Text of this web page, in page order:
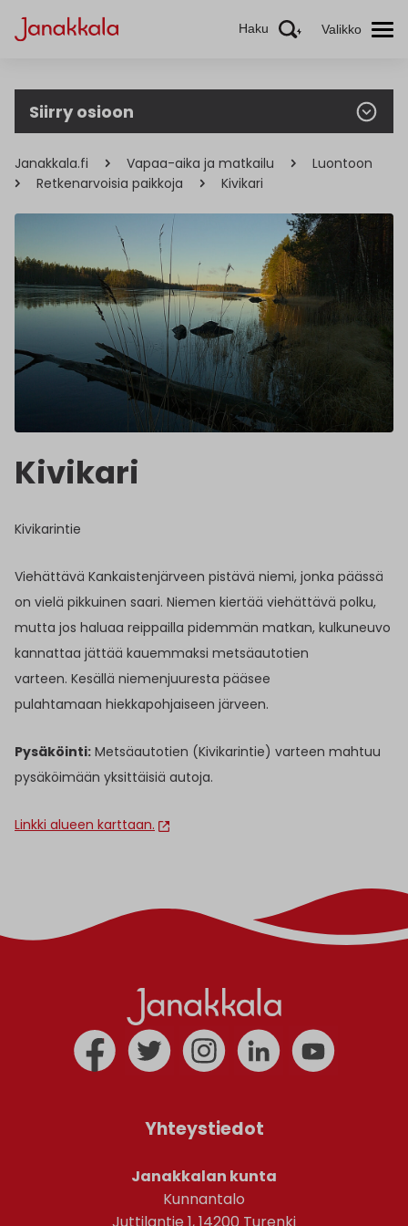
Haku Valikko
Siirry osioon
Janakkala.fi Vapaa-aika ja matkailu
Luontoon
Retkenarvoisia paikkoja
Kivikari
Kivikari
Kivikarintie
Viehättävä Kankaistenjärveen pistävä niemi, jonka päässä
on vielä pikkuinen saari. Niemen kiertää viehättävä polku,
mutta jos haluaa reippailla pidemmän matkan, kulkuneuvo
kannattaa jättää kauemmaksi metsäautotien
varteen. Kesällä niemenjuuresta pääsee
pulahtamaan hiekkapohjaiseen järveen.
Pysäköinti: Metsäautotien (Kivikarintie) varteen mahtuu
pysäköimään yksittäisiä autoja.
Linkki alueen karttaan.
Yhteystiedot
Janakkalan kunta
Kunnantalo
Juttilantie 1, 14200 Turenki